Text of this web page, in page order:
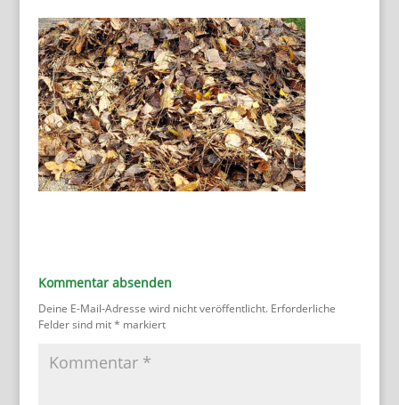
Kommentar absenden
Deine E-Mail-Adresse wird nicht veröffentlicht. Erforderliche
Felder sind mit* markiert